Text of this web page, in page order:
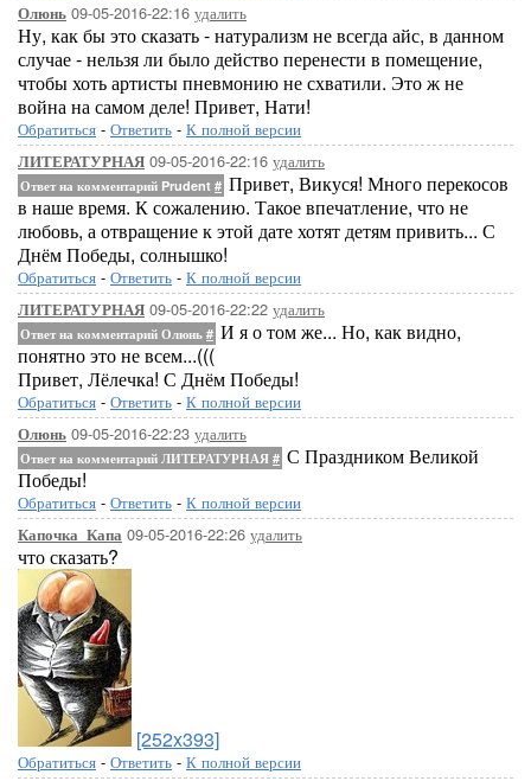
Олюнь 09-05-2016-22:16 удалить
Ну, как бы это сказать - натурализм не всегда айс, в данном
случае - нельзя ли было действо перенести в помещение,
чтобы хоть артисты пневмонию не схватили. Это ж не
война на самом деле! Привет, Нати!
Обратиться - Ответить - К полной версии
ЛИТЕРАТУРНАЯ 09-05-2016-22:16 удалить
Ответ на комментарий Prudent # Привет, Викуся! Много перекосов
в наше время. К сожалению. Такое впечатление, что не
любовь, а отвращение к этой дате хотят детям привить... С
Днём Победы, солнышко!
Обратиться - Ответить - К полной версии
ЛИТЕРАТУРНАЯ 09-05-2016-22:22 удалить
Ответ на комментарий Олюнь # И я о том же... Но, как видно,
понятно это не всем...(((
Привет, Лёлечка! С Днём Победы!
Обратиться - Ответить - К полной версии
Олюнь 09-05-2016-22:23 удалить
Ответ на комментарий ЛИТЕРАТУРНАЯ # С Праздником Великой
Победы!
Обратиться - Ответить - К полной версии
Капочка_Капа 09-05-2016-22:26 удалить
что сказать?
[252x393]
Обратиться - Ответить - К полной версии